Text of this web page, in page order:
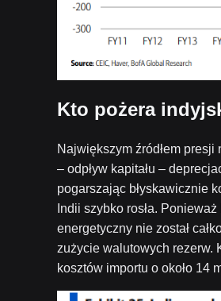
Kto pożera
Największym źródłem
– odpływ kapitału –
pogarszając błyskawicznie
Indii szybko rosła.
energetyczny nie został
zużycie walutowych rezerw.
kosztów importu o około 14